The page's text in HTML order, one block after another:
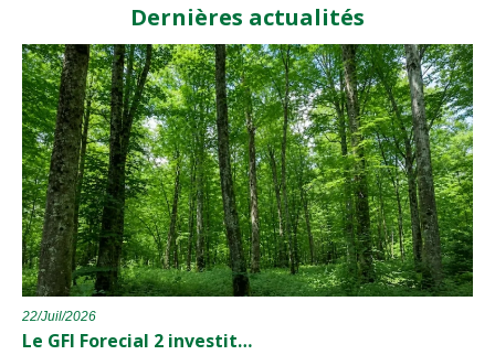
Dernières actualités
22/Juil/2026
Le GFI Forecial 2 investit…